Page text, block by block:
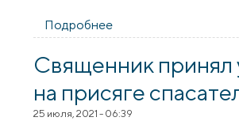
Подробнее
принял участие в
Священник принял
на присяге
25 июля, 2021 - 06:39